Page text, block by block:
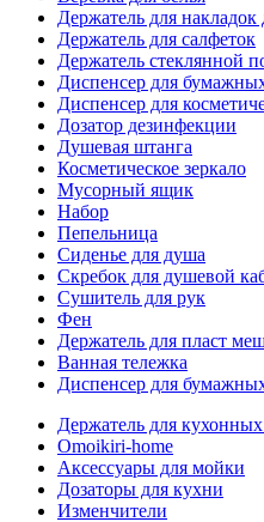
Держатель для накладок
Держатель для салфеток
Держатель стеклянной
Диспенсер для
Диспенсер для
Дозатор дезинфекции
Душевая штанга
Косметическое зеркало
Мусорный ящик
Набор
Пепельница
Сиденье для душа
Скребок для душевой
Сушитель для рук
Фен
Держатель для пласт
Ванная тележка
Диспенсер для
Держатель для
Omoikiri-home
Аксессуары для мойки
Дозаторы для кухни
Изменчители